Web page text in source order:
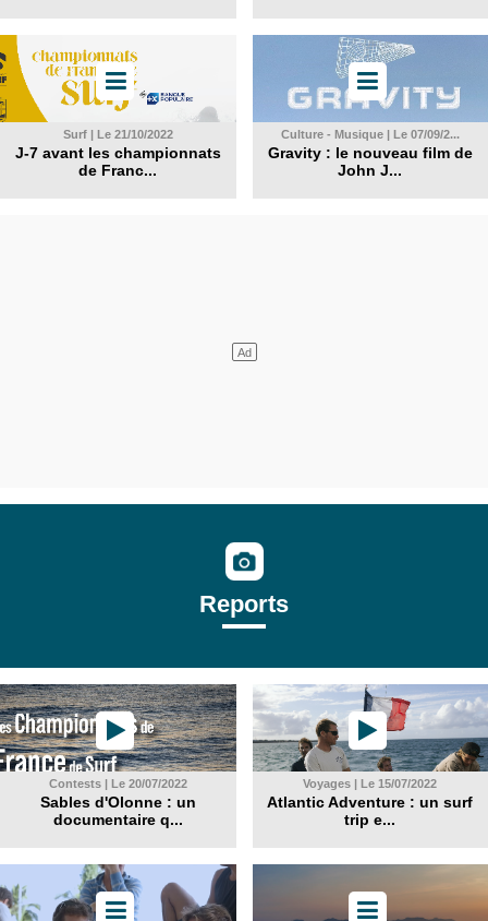
Surf | Le 21/10/2022
J-7 avant les championnats
de Franc...
Culture - Musique | Le 07/09/2...
Gravity : le nouveau film de
John J...
Reports
Contests | Le 20/07/2022
Sables d'Olonne : un
documentaire q...
Voyages | Le 15/07/2022
Atlantic Adventure : un surf
trip e...